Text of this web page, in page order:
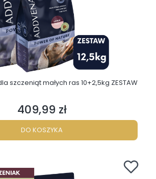
szczeniąt małych ras 10+2,5kg ZESTAW
Cena
409,99 zł
DO KOSZYKA